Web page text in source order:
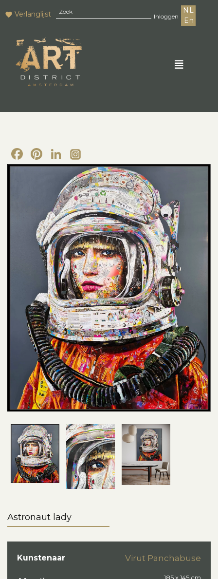
Verlanglijst Inloggen
NL
En
Facebook
Pinterest
LinkedIn
Astronaut lady
Kunstenaar Virut Panchabuse